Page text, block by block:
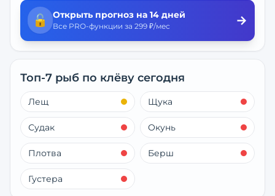
🔓 Открыть прогноз на 14 дней
Все PRO-функции за 299 ₽/мес →
Топ-7 рыб по клёву сегодня
Лещ Щука
Судак Окунь
Плотва Берш
Густера